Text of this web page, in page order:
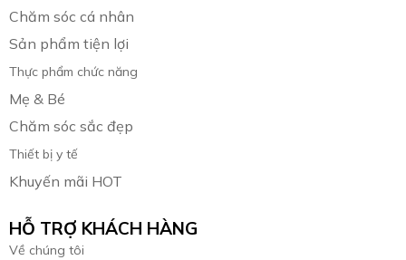
Chăm sóc cá nhân
Sản phẩm tiện lợi
Thực phẩm chức năng
Mẹ & Bé
Chăm sóc sắc đẹp
Thiết bị y tế
Khuyến mãi HOT
HỖ TRỢ KHÁCH HÀNG
Về chúng tôi